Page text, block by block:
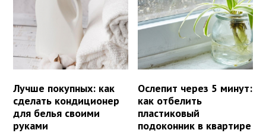
Лучше покупных: как
сделать кондиционер
для белья своими
руками
Ослепит через 5 минут:
как отбелить
пластиковый
подоконник в квартире